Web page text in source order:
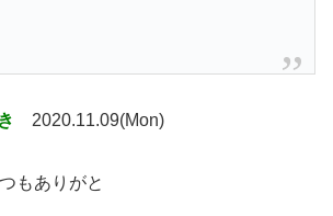
2020.11.09(Mon)
もありがと